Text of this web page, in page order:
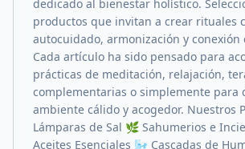
dedicado al bienestar holístico.
productos que invitan a crear rituales
autocuidado, armonización y conexión
Cada artículo ha sido pensado para
prácticas de meditación, relajación,
complementarias o simplemente para
ambiente cálido y acogedor. Nuestros
Lámparas de Sal 🌿 Sahumerios e
Aceites Esenciales 🌬️ Cascadas de